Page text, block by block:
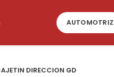
AUTOMOTRIZ
DIRECCION GD